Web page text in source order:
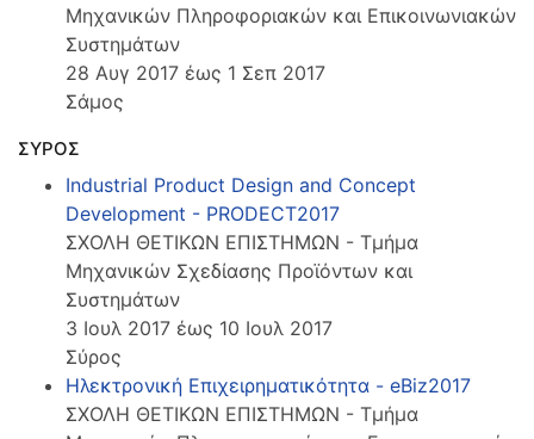
Μηχανικών Πληροφοριακών και Επικοινωνιακών
Συστημάτων
28 Αυγ 2017 έως 1 Σεπ 2017
Σάμος
ΣΥΡΟΣ
Industrial Product Design and Concept
Development - PRODECT2017
ΣΧΟΛΗ ΘΕΤΙΚΩΝ ΕΠΙΣΤΗΜΩΝ - Τμήμα
Μηχανικών Σχεδίασης Προϊόντων και
Συστημάτων
3 Ιουλ 2017 έως 10 Ιουλ 2017
Σύρος
Ηλεκτρονική Επιχειρηματικότητα - eBiz2017
ΣΧΟΛΗ ΘΕΤΙΚΩΝ ΕΠΙΣΤΗΜΩΝ - Τμήμα